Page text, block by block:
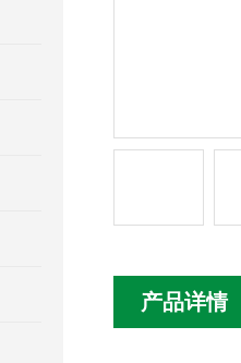
产品详情